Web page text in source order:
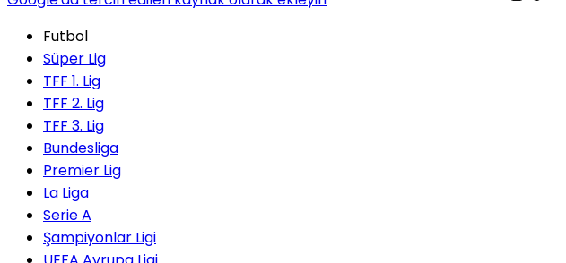
Futbol
Süper Lig
TFF 1. Lig
TFF 2. Lig
TFF 3. Lig
Bundesliga
Premier Lig
La Liga
Serie A
Şampiyonlar Ligi